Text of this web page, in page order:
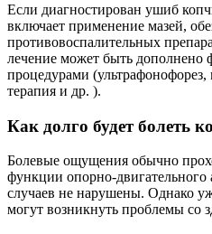
Если диагностирован ушиб
включает применение мазей,
противовоспалительных
лечение может быть дополнено
процедурами
терапия и др. ).
Как долго будет болеть
Болевые ощущения обычно
функции опорно-двигательного
случаев не нарушены. Однако
могут возникнуть проблемы со